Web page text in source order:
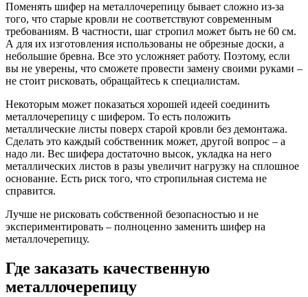
Поменять шифер на металлочерепицу бывает сложно из-за
того, что старые кровли не соответствуют современным
требованиям. В частности, шаг стропил может быть не 60 см.
А для их изготовления использованы не обрезные доски, а
небольшие бревна. Все это усложняет работу. Поэтому, если
вы не уверены, что сможете провести замену своими руками –
не стоит рисковать, обращайтесь к специалистам.
Некоторым может показаться хорошей идеей соединить
металлочерепицу с шифером. То есть положить
металлические листы поверх старой кровли без демонтажа.
Сделать это каждый собственник может, другой вопрос – а
надо ли. Вес шифера достаточно высок, укладка на него
металлических листов в разы увеличит нагрузку на сплошное
основание. Есть риск того, что стропильная система не
справится.
Лучше не рисковать собственной безопасностью и не
экспериментировать – полноценно заменить шифер на
металлочерепицу.
Где заказать качественную
металлочерепицу